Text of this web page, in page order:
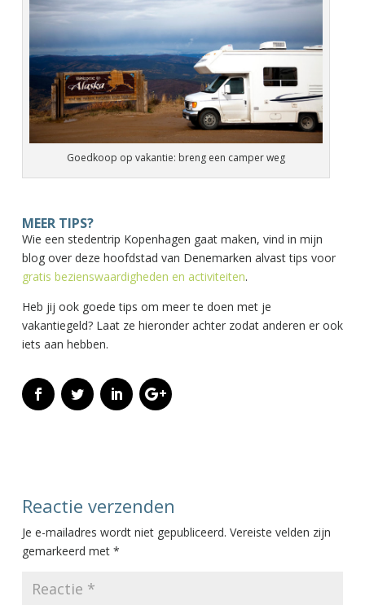
Goedkoop op vakantie: breng een camper weg
MEER TIPS?
Wie een stedentrip Kopenhagen gaat maken, vind in mijn
blog over deze hoofdstad van Denemarken alvast tips voor
gratis bezienswaardigheden en activiteiten.
Heb jij ook goede tips om meer te doen met je
vakantiegeld? Laat ze hieronder achter zodat anderen er ook
iets aan hebben.
Reactie verzenden
Je e-mailadres wordt niet gepubliceerd. Vereiste velden zijn
gemarkeerd met *